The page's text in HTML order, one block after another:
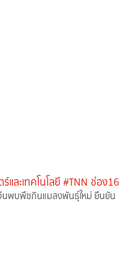
และเทคโนโลยี #TNN ช่อง16
นพบพืชกินแมลงพันธุ์ใหม่ ยืนยัน